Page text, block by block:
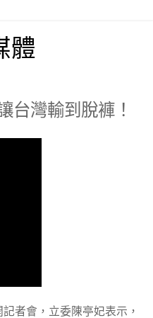
體
台灣輸到脫褲！
者會，立委陳亭妃表示，